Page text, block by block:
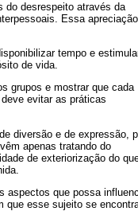
do desrespeito através da
Essa apreciação
tempo e
de vida.
grupos e mostrar que cada
evitar as práticas
diversão e de expressão,
apenas tratando do
de exteriorização do
aspectos que possa
esse sujeito se